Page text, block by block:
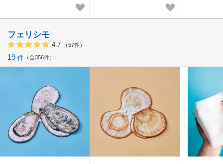
フェリシモ
4.7 （57件）
19 件 全356件